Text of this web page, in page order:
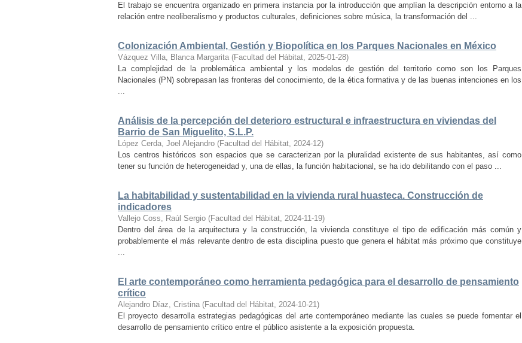
El trabajo se encuentra organizado en primera instancia por la introducción que amplían la descripción entorno a la
relación entre neoliberalismo y productos culturales, definiciones sobre música, la transformación del ...
Colonización Ambiental, Gestión y Biopolítica en los Parques Nacionales en México
Vázquez Villa, Blanca Margarita (Facultad del Hábitat, 2025-01-28)
La complejidad de la problemática ambiental y los modelos de gestión del territorio como son los Parques
Nacionales (PN) sobrepasan las fronteras del conocimiento, de la ética formativa y de las buenas intenciones en los
...
Análisis de la percepción del deterioro estructural e infraestructura en viviendas del
Barrio de San Miguelito, S.L.P.
López Cerda, Joel Alejandro (Facultad del Hábitat, 2024-12)
Los centros históricos son espacios que se caracterizan por la pluralidad existente de sus habitantes, así como
tener su función de heterogeneidad y, una de ellas, la función habitacional, se ha ido debilitando con el paso ...
La habitabilidad y sustentabilidad en la vivienda rural huasteca. Construcción de
indicadores
Vallejo Coss, Raúl Sergio (Facultad del Hábitat, 2024-11-19)
Dentro del área de la arquitectura y la construcción, la vivienda constituye el tipo de edificación más común y
probablemente el más relevante dentro de esta disciplina puesto que genera el hábitat más próximo que constituye
...
El arte contemporáneo como herramienta pedagógica para el desarrollo de pensamiento
crítico
Alejandro Díaz, Cristina (Facultad del Hábitat, 2024-10-21)
El proyecto desarrolla estrategias pedagógicas del arte contemporáneo mediante las cuales se puede fomentar el
desarrollo de pensamiento crítico entre el público asistente a la exposición propuesta.